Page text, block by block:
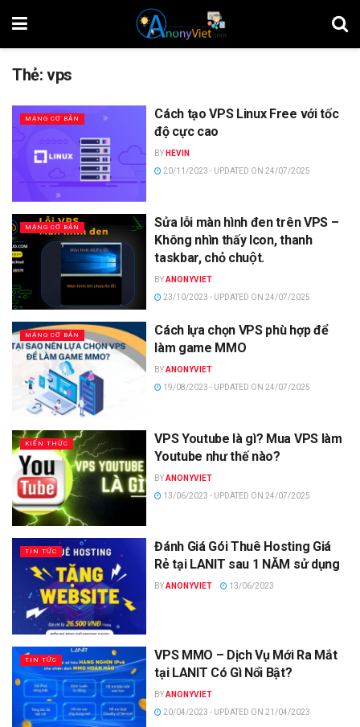
Thẻ:vps
MẠNG CƠ BẢN
Cách tạo VPS Linux Free với tốc
độ cực cao
BY HEVIN
20/11/2023 - UPDATED ON 24/07/2025
MẠNG CƠ BẢN
Sửa lỗi màn hình đen trên VPS –
Không nhìn thấy Icon, thanh
taskbar, chỏ chuột.
BYANONYVIET
23/10/2023 - UPDATED ON 24/07/2025
MẠNG CƠ BẢN
Cách lựa chọn VPS phù hợp để
làm game MMO
BYANONYVIET
19/08/2023 - UPDATED ON 24/07/2025
KIẾN THỨC
VPS Youtube là gì? Mua VPS làm
Youtube như thế nào?
BYANONYVIET
13/06/2023 - UPDATED ON 24/07/2025
TIN TỨC
Đánh Giá Gói Thuê Hosting Giá
Rẻ tại LANIT sau 1 NĂM sử dụng
BYANONYVIET 13/06/2023
TIN TỨC
VPS MMO – Dịch Vụ Mới Ra Mắt
tại LANIT Có Gì Nổi Bật?
BYANONYVIET
20/04/2023 - UPDATED ON 21/04/2023